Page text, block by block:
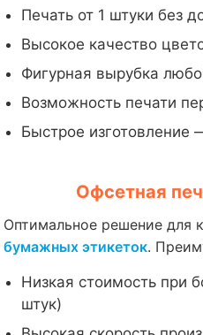
Печать от 1 штуки без
Высокое качество
Фигурная вырубка
Возможность печати
Быстрое изготовление
Офсетная
Оптимальное решение для
бумажных этикеток.
Низкая стоимость при
штук)